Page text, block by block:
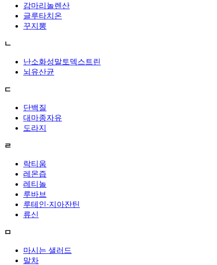
감마리놀렌산
글루타치온
꾸지뽕
ㄴ
난소화성말토덱스트린
뇌유산균
ㄷ
단백질
대마종자유
도라지
ㄹ
락티움
레몬즙
레티놀
루바브
루테인·지아잔틴
류신
ㅁ
마시는 샐러드
말차